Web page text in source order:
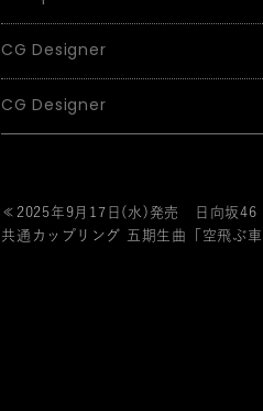
CG Designer
CG Designer
≪2025年9月17日(水)発売 日向坂46
共通カップリング 五期生曲「空飛ぶ